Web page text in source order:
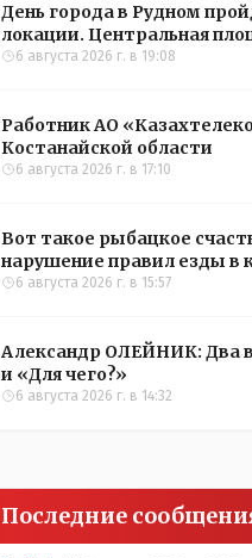
День города в Рудном
локации. Центральная
всех желающих
6 августа 2026 г. в 19:08
Работник АО
Костанайской области
6 августа 2026 г. в 17:10
Вот такое рыбацкое
нарушение правил езды в
оштрафовали участников
6 августа 2026 г. в 15:57
Александр ОЛЕЙНИК: Два
и «Для чего?»
6 августа 2026 г. в 14:32
Последние